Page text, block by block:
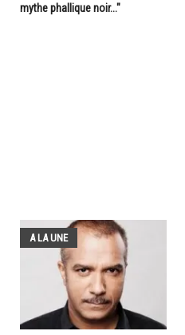
mythe phallique noir..."
A LA UNE